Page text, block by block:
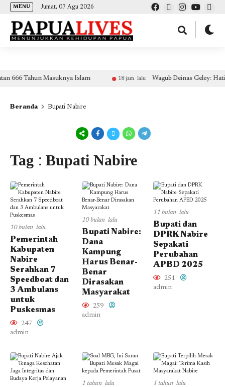
(self.SWG_BASIC = self.SWG_BASIC || []).push( basicSubscriptions => {
basicSubscriptions.init({ type: "NewsArticle", isPartOfType: ["Product"], isPartOfProductId:
MENU Jumat, 07 Agu 2026
666 Tahun Masuknya Islam 18 jam lalu Wagub Deinas Geley:
Beranda Bupati Nabire
Tag : Bupati Nabire
10 bulan lalu
Pemerintah
Kabupaten
Nabire
Serahkan 7
Speedboat dan
3 Ambulans
untuk
Puskesmas
247
admin
10 bulan lalu
Bupati Nabire:
Dana
Kampung
Harus Benar-
Benar
Dirasakan
Masyarakat
259
admin
11 bulan lalu
Bupati dan
DPRK Nabire
Sepakati
Perubahan
APBD 2025
251
admin
1 tahun lalu 1 tahun lalu